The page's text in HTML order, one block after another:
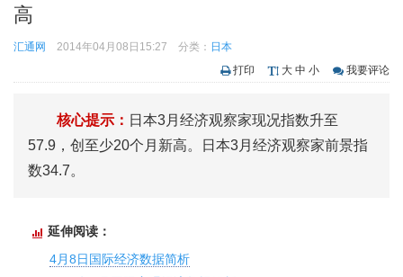
高
汇通网 2014年04月08日15:27 分类： 日本
打印
大 中 小 我要评论
核心提示： 日本3月经济观察家现况指数升至
57.9，创至少20个月新高。日本3月经济观察家前景指
数34.7。
延伸阅读：
4月8日国际经济数据简析